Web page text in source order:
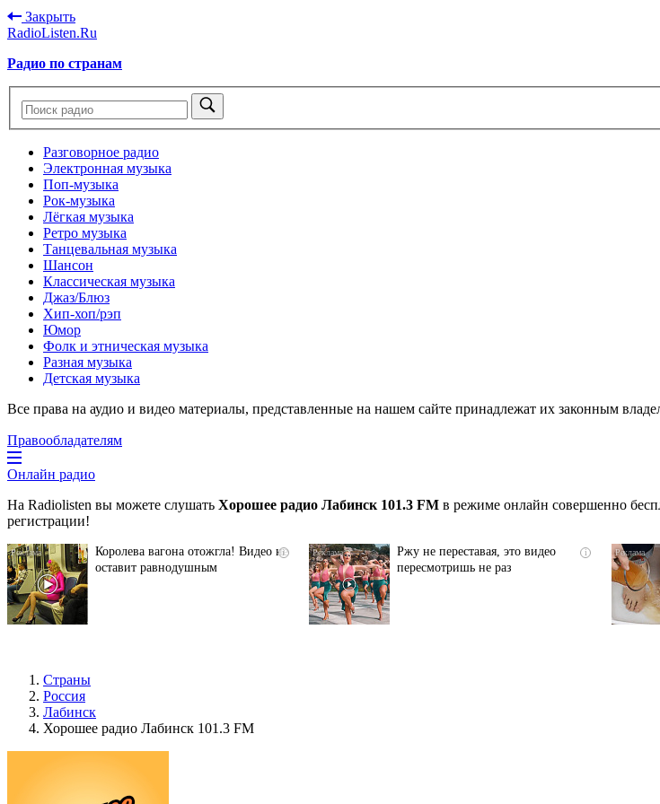
Закрыть
RadioListen.Ru
Радио по странам
Разговорное радио
Электронная музыка
Поп-музыка
Рок-музыка
Лёгкая музыка
Ретро музыка
Танцевальная музыка
Шансон
Классическая музыка
Джаз/Блюз
Хип-хоп/рэп
Юмор
Фолк и этническая музыка
Разная музыка
Детская музыка
Все права на аудио и видео материалы, представленные на нашем сайте принадлежат их законным
Правообладателям
Онлайн радио
На Radiolisten вы можете слушать Хорошее радио Лабинск 101.3 FM в режиме онлайн совершенно
регистрации!
i
Королева вагона отожгла! Видео не
оставит равнодушным
i
Ржу не переставая, это видео
пересмотришь не раз
Страны
Россия
Лабинск
Хорошее радио Лабинск 101.3 FM